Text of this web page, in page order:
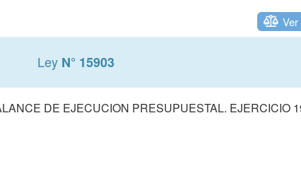
Ley N° 15903
DE EJECUCION PRESUPUESTAL. EJERCICIO